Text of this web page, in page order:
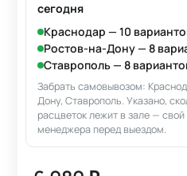
сегодня
Краснодар — 10
Ростов-на-Дону — 8
Ставрополь — 8
Забрать самовывозом:
Дону, Ставрополь. Указано,
расцветок лежит в зале — свой
менеджера перед выездом.